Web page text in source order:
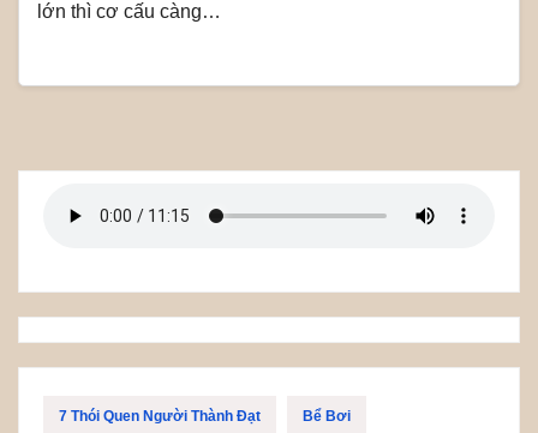
lớn thì cơ cấu càng…
7 Thói Quen Người Thành Đạt Bể Bơi